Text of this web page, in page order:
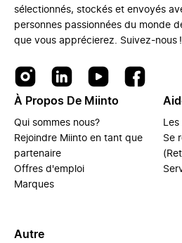
sélectionnés, stockés et envoyés
personnes passionnées du monde
que vous apprécierez. Suivez-nous !
À Propos De Miinto
Qui sommes nous?
Rejoindre Miinto en tant que
partenaire
Offres d'emploi
Marques
Se
Autre